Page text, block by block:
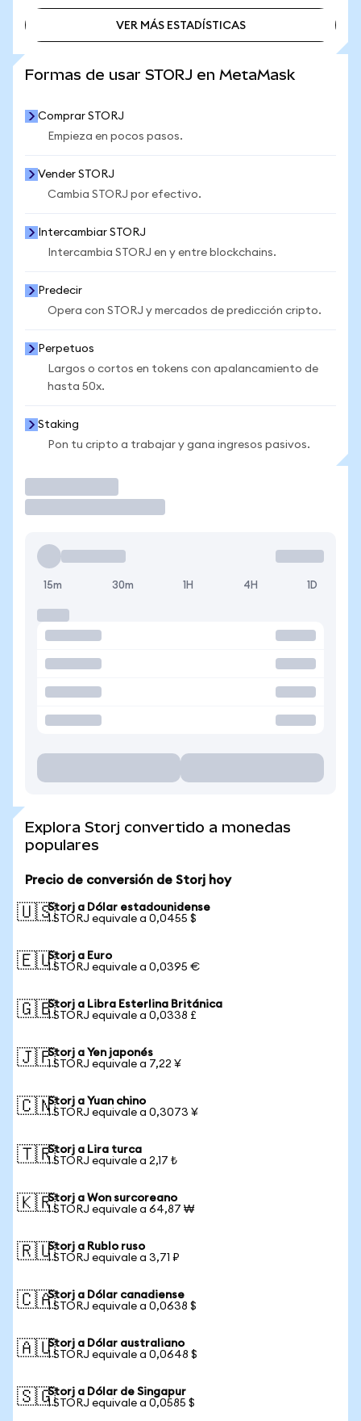
VER MÁS ESTADÍSTICAS
Formas de usar STORJ en MetaMask
Comprar STORJ
Empieza en pocos pasos.
Vender STORJ
Cambia STORJ por efectivo.
Intercambiar STORJ
Intercambia STORJ en y entre blockchains.
Predecir
Opera con STORJ y mercados de predicción cripto.
Perpetuos
Largos o cortos en tokens con apalancamiento de
hasta 50x.
Staking
Pon tu cripto a trabajar y gana ingresos pasivos.
15m 30m 1H 4H 1D
Explora Storj convertido a monedas
populares
Precio de conversión de Storj hoy
🇺🇸Storj a Dólar estadounidense
1 STORJ equivale a 0,0455 $
🇪🇺Storj a Euro
1 STORJ equivale a 0,0395 €
🇬🇧Storj a Libra Esterlina Británica
1 STORJ equivale a 0,0338 £
🇯🇵Storj a Yen japonés
1 STORJ equivale a 7,22 ¥
🇨🇳Storj a Yuan chino
1 STORJ equivale a 0,3073 ¥
🇹🇷Storj a Lira turca
1 STORJ equivale a 2,17 ₺
🇰🇷Storj a Won surcoreano
1 STORJ equivale a 64,87 ₩
🇷🇺Storj a Rublo ruso
1 STORJ equivale a 3,71 ₽
🇨🇦Storj a Dólar canadiense
1 STORJ equivale a 0,0638 $
🇦🇺Storj a Dólar australiano
1 STORJ equivale a 0,0648 $
🇸🇬Storj a Dólar de Singapur
1 STORJ equivale a 0,0585 $